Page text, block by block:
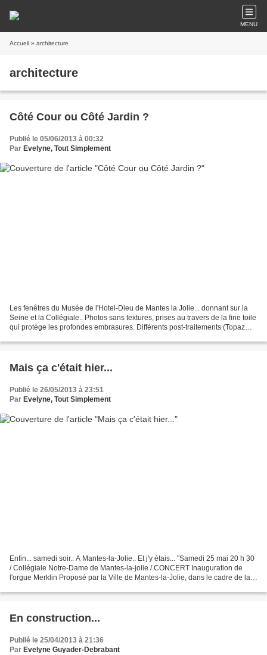
MENU
Accueil » architecture
architecture
Côté Cour ou Côté Jardin ?
Publié le 05/06/2013 à 00:32
Par Evelyne, Tout Simplement
Les fenêtres du Musée de l'Hotel-Dieu de Mantes la Jolie... donnant sur la
Seine et la Collégiale.. Photos sans textures, prises au travers de la fine toile
qui protège les profondes embrasures. Différents post-traitements (Topaz
Mais ça c'était hier...
Publié le 26/05/2013 à 23:51
Par Evelyne, Tout Simplement
Enfin... samedi soir.. A Mantes-la-Jolie.. Et j'y étais... "Samedi 25 mai 20 h 30
/ Collégiale Notre-Dame de Mantes-la-jolie / CONCERT Inauguration de
l'orgue Merklin Proposé par la Ville de Mantes-la-Jolie, dans le cadre de la
En construction...
Publié le 25/04/2013 à 21:36
Par Evelyne Guyader-Debrabant